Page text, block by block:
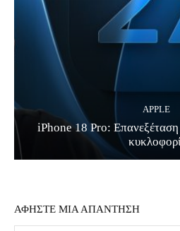
APPLE
iPhone 18 Pro:
ΑΦΗΣΤΕ ΜΙΑ ΑΠΑΝΤΗΣΗ